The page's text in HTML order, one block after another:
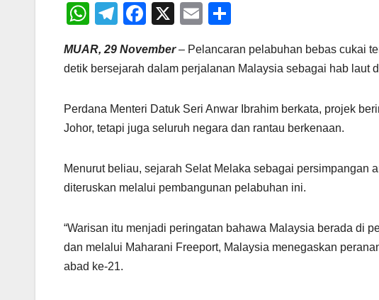
W
at
A
p
T
e
gr
a
m
F
c
b
o
k
X
E
ail ar
MUAR, 29 November – Pelancaran pelabuhan bebas cukai
detik bersejarah dalam perjalanan Malaysia sebagai hab laut
Perdana Menteri Datuk Seri Anwar Ibrahim berkata, projek
Johor, tetapi juga seluruh negara dan rantau berkenaan.
Menurut beliau, sejarah Selat Melaka sebagai persimpangan
diteruskan melalui pembangunan pelabuhan ini.
“Warisan itu menjadi peringatan bahawa Malaysia berada di
dan melalui Maharani Freeport, Malaysia menegaskan
abad ke-21.